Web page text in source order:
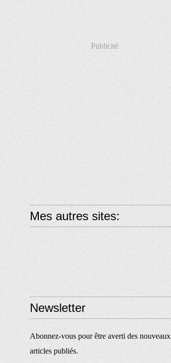
Publicité
Mes autres sites:
Newsletter
Abonnez-vous pour être averti des nouveaux
articles publiés.